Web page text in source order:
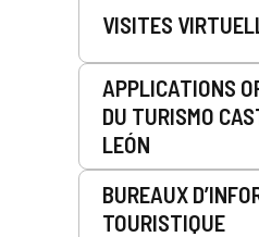
VISITES
APPLICATIONS
DU TURISMO
LEÓN
BUREAUX
TOURISTIQUE